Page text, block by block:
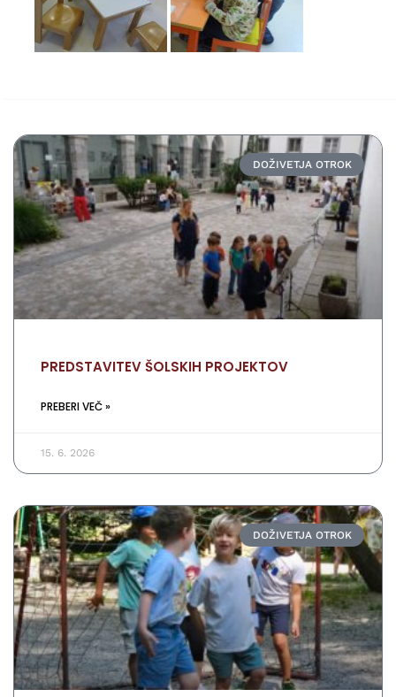
DOŽIVETJA OTROK
PREDSTAVITEV ŠOLSKIH PROJEKTOV
PREBERI VEČ »
15. 6. 2026
DOŽIVETJA OTROK